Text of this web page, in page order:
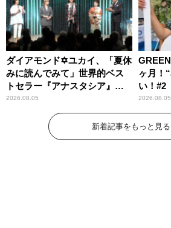
ダイアモンド✡ユカイ、「夏休
みに読んでみて」世界的ベス
トセラー『アナスタシア』を
紹介
2026.08.05
ヶ月！
い！#2
2026.08.05
新着記事をもっと見る